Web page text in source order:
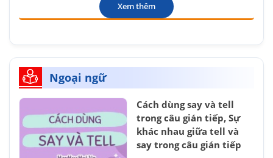
Xem thêm
Ngoại ngữ
Cách dùng say và tell
trong câu gián tiếp, Sự
khác nhau giữa tell và
say trong câu gián tiếp